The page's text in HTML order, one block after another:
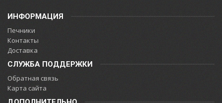
ИНФОРМАЦИЯ
Печники
Контакты
Доставка
СЛУЖБА ПОДДЕРЖКИ
Обратная связь
Карта сайта